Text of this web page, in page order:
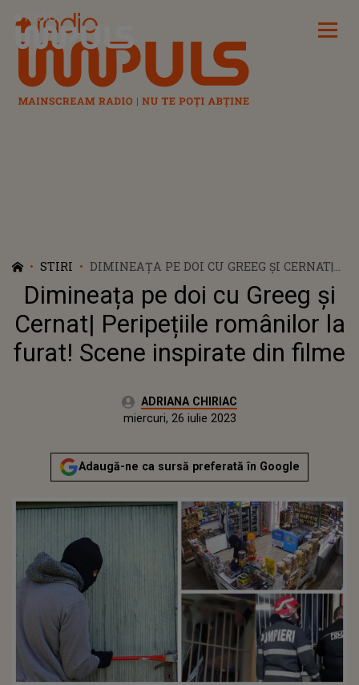
Radio Impuls
STIRI
DIMINEAȚA PE DOI CU GREEG ȘI CERNAT|
PERIPEȚIILE ROMÂNILOR LA FURAT!
SCENE INSPIRATE DIN FILME
Dimineața pe doi cu Greeg și
Cernat| Peripețiile românilor la
furat! Scene inspirate din filme
Autor:ADRIANA CHIRIAC
miercuri, 26 iulie 2023Actualizat:
miercuri, 26 iulie 2023
Adaugă-ne ca sursă preferată în Google